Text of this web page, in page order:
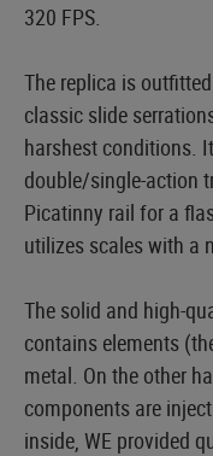
320 FPS.
The replica is
classic slide
harshest conditions.
double/single-action
Picatinny rail for a
utilizes scales with a
The solid and high-
contains elements
metal. On the other
components are
inside, WE provided